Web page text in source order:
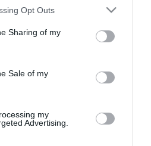
app uses one or more Google
behaviour. You may click to
and its third-party tags to
purposes in below Google
Opt Outs
Sharing of my
Sale of my
my
Advertising.